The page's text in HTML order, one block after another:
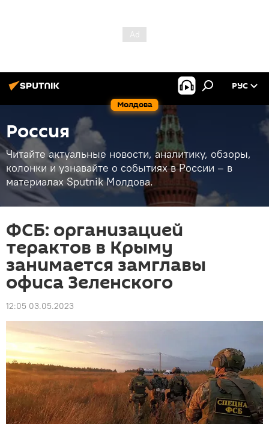
Молдова
РУС
Россия
Читайте актуальные новости, аналитику, обзоры,
колонки и узнавайте о событиях в России – в
материалах Sputnik Молдова.
ФСБ: организацией
терактов в Крыму
занимается замглавы
офиса Зеленского
12:05 03.05.2023